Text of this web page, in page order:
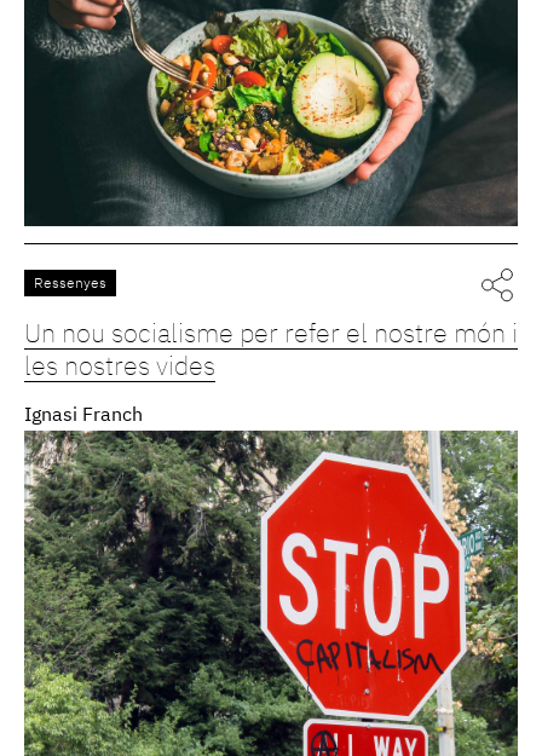
Ressenyes
Un nou socialisme per refer el nostre món i
les nostres vides
Ignasi Franch